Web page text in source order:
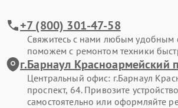
+7 (800) 301-47-58
Свяжитесь с нами любым удобным
поможем с ремонтом техники
г.Барнаул Красноармейский
Центральный офис: г.Барнаул
проспект, 64. Привозите
самостоятельно или оформляйте